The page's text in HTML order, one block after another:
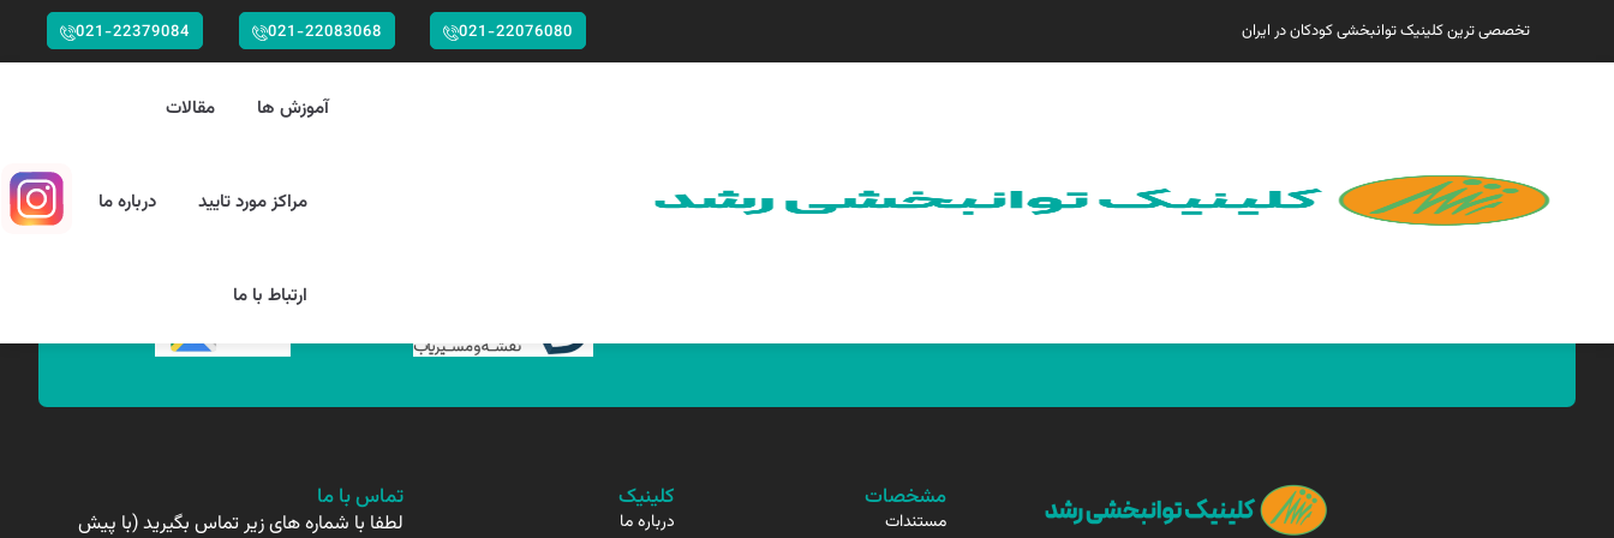
تخصصی ترین کلینیک توانبخشی کودکان در ایران 021-22076080
021-22083068
021-22379084
آموزش ها مقالات
مراکز مورد تایید درباره ما
ارتباط با ما
مشخصات
مستندات
کلینیک
درباره ما
تماس با ما
لطفا با شماره های زیر تماس بگیرید (با پیش